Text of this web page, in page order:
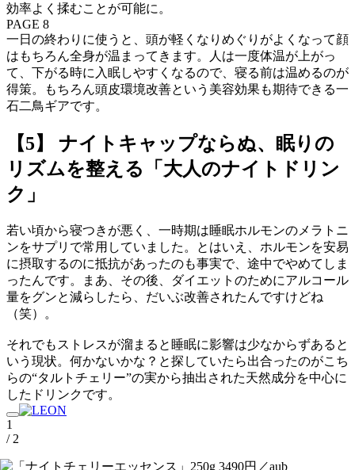
効率よく揉むことが可能に。
PAGE 8
一日の終わりに使うと、頭が軽くなりめぐりがよくなって顔
はもちろん全身が温まってきます。人は一度体温が上がっ
て、下がる時に入眠しやすくなるので、寝る前は温めるのが
得策。もちろん頭皮環境改善という美容効果も期待できる一
石二鳥ギアです。
【5】 ナイトキャップならぬ、眠りの
リズムを整える「大人のナイトドリン
ク」
若い頃から寝つきが悪く、一時期は睡眠ホルモンのメラトニ
ンをサプリで常用していました。とはいえ、ホルモンを安易
に摂取するのに抵抗があったのも事実で、途中でやめてしま
ったんです。まあ、その後、ダイエットのためにアルコール
量をグンと減らしたら、だいぶ改善されたんですけどね
（笑）。
それでもストレスが溜まると睡眠に影響は少なからずあると
いう現状。何かないかな？と探していたら出合ったのがこち
らの“タルトチェリー”の実から抽出された天然成分を中心に
したドリンクです。
1
/ 2